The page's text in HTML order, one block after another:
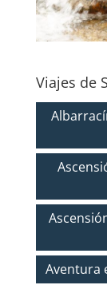
Viajes de
Aventura